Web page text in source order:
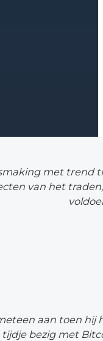
met trend
van het
aan toen hij
tijdje bezig met